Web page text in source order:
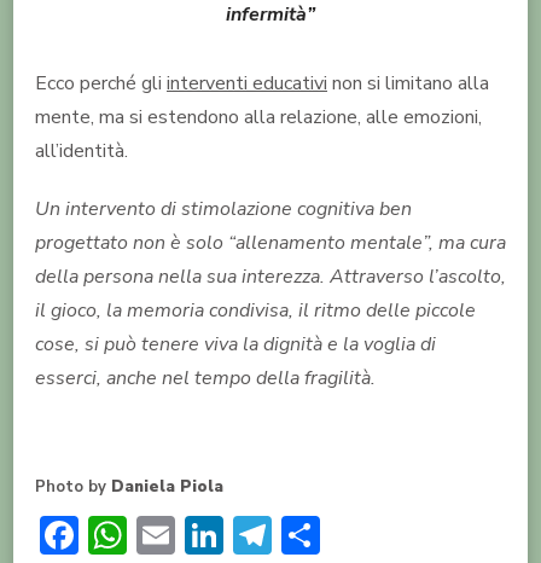
infermità”
Ecco perché gli interventi educativi non si limitano alla
mente, ma si estendono alla relazione, alle emozioni,
all’identità.
Un intervento di stimolazione cognitiva ben
progettato non è solo “allenamento mentale”, ma cura
della persona nella sua interezza. Attraverso l’ascolto,
il gioco, la memoria condivisa, il ritmo delle piccole
cose, si può tenere viva la dignità e la voglia di
esserci, anche nel tempo della fragilità.
Photo by Daniela Piola
Facebook
WhatsApp
EmailLinkedIn
Telegram